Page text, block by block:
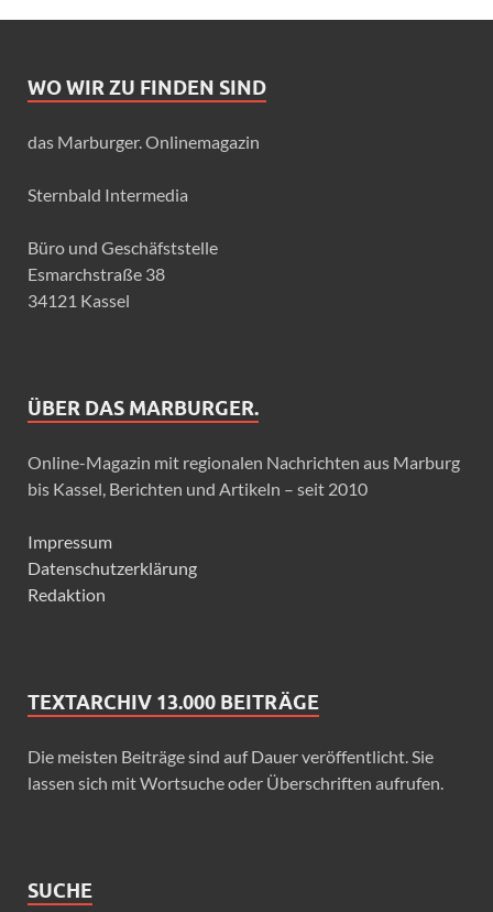
WO WIR ZU FINDEN SIND
das Marburger. Onlinemagazin
Sternbald Intermedia
Büro und Geschäfststelle
Esmarchstraße 38
34121 Kassel
ÜBER DAS MARBURGER.
Online-Magazin mit regionalen Nachrichten aus Marburg
bis Kassel, Berichten und Artikeln – seit 2010
Impressum
Datenschutzerklärung
Redaktion
TEXTARCHIV 13.000 BEITRÄGE
Die meisten Beiträge sind auf Dauer veröffentlicht. Sie
lassen sich mit Wortsuche oder Überschriften aufrufen.
SUCHE